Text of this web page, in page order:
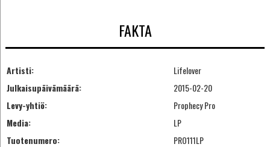
FAKTA
Artisti:
Lifelover
Julkaisupäivämäärä:
2015-02-20
Levy-yhtiö:
Prophecy Pro
Media:
LP
Tuotenumero:
PRO111LP